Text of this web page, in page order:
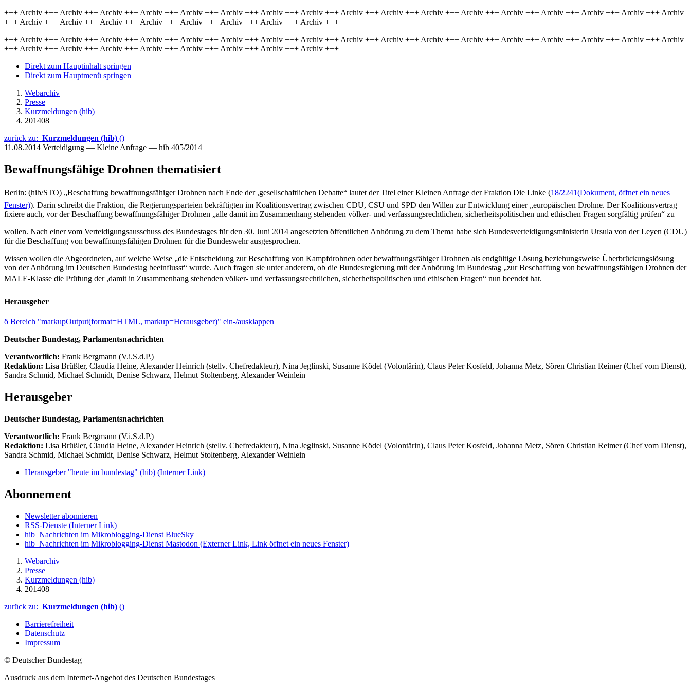
+++ Archiv +++ Archiv +++ Archiv +++ Archiv +++ Archiv +++ Archiv +++ Archiv +++ Archiv +++ Archiv +++ Archiv +++ Archiv +++ Archiv +++ Archiv +++ Archiv +++ Archiv +++ Archiv +++ Archiv
+++ Archiv +++ Archiv +++ Archiv +++ Archiv +++ Archiv +++ Archiv +++ Archiv +++ Archiv +++
+++ Archiv +++ Archiv +++ Archiv +++ Archiv +++ Archiv +++ Archiv +++ Archiv +++ Archiv +++ Archiv +++ Archiv +++ Archiv +++ Archiv +++ Archiv +++ Archiv +++ Archiv +++ Archiv +++ Archiv
+++ Archiv +++ Archiv +++ Archiv +++ Archiv +++ Archiv +++ Archiv +++ Archiv +++ Archiv +++
Direkt zum Hauptinhalt springen
Direkt zum Hauptmenü springen
Webarchiv
Presse
Kurzmeldungen (hib)
201408
zurück zu: Kurzmeldungen (hib) ()
11.08.2014 Verteidigung — Kleine Anfrage — hib 405/2014
Bewaffnungsfähige Drohnen thematisiert
Berlin: (hib/STO) „Beschaffung bewaffnungsfähiger Drohnen nach Ende der ,gesellschaftlichen Debatte“ lautet der Titel einer Kleinen Anfrage der Fraktion Die Linke (18/2241(Dokument, öffnet ein neues
Fenster)). Darin schreibt die Fraktion, die Regierungsparteien bekräftigten im Koalitionsvertrag zwischen CDU, CSU und SPD den Willen zur Entwicklung einer „europäischen Drohne. Der Koalitionsvertrag
fixiere auch, vor der Beschaffung bewaffnungsfähiger Drohnen „alle damit im Zusammenhang stehenden völker- und verfassungsrechtlichen, sicherheitspolitischen und ethischen Fragen sorgfältig prüfen“ zu
wollen. Nach einer vom Verteidigungsausschuss des Bundestages für den 30. Juni 2014 angesetzten öffentlichen Anhörung zu dem Thema habe sich Bundesverteidigungsministerin Ursula von der Leyen (CDU)
für die Beschaffung von bewaffnungsfähigen Drohnen für die Bundeswehr ausgesprochen.
Wissen wollen die Abgeordneten, auf welche Weise „die Entscheidung zur Beschaffung von Kampfdrohnen oder bewaffnungsfähiger Drohnen als endgültige Lösung beziehungsweise Überbrückungslösung
von der Anhörung im Deutschen Bundestag beeinflusst“ wurde. Auch fragen sie unter anderem, ob die Bundesregierung mit der Anhörung im Bundestag „zur Beschaffung von bewaffnungsfähigen Drohnen der
MALE-Klasse die Prüfung der ,damit in Zusammenhang stehenden völker- und verfassungsrechtlichen, sicherheitspolitischen und ethischen Fragen“ nun beendet hat.
Herausgeber
ö Bereich "markupOutput(format=HTML, markup=Herausgeber)" ein-/ausklappen
Deutscher Bundestag, Parlamentsnachrichten
Verantwortlich: Frank Bergmann (V.i.S.d.P.)
Redaktion: Lisa Brüßler, Claudia Heine, Alexander Heinrich (stellv. Chefredakteur), Nina Jeglinski, Susanne Ködel (Volontärin), Claus Peter Kosfeld, Johanna Metz, Sören Christian Reimer (Chef vom Dienst),
Sandra Schmid, Michael Schmidt, Denise Schwarz, Helmut Stoltenberg, Alexander Weinlein
Herausgeber
Deutscher Bundestag, Parlamentsnachrichten
Verantwortlich: Frank Bergmann (V.i.S.d.P.)
Redaktion: Lisa Brüßler, Claudia Heine, Alexander Heinrich (stellv. Chefredakteur), Nina Jeglinski, Susanne Ködel (Volontärin), Claus Peter Kosfeld, Johanna Metz, Sören Christian Reimer (Chef vom Dienst),
Sandra Schmid, Michael Schmidt, Denise Schwarz, Helmut Stoltenberg, Alexander Weinlein
Herausgeber "heute im bundestag" (hib) (Interner Link)
Abonnement
Newsletter abonnieren
RSS-Dienste (Interner Link)
hib_Nachrichten im Mikroblogging-Dienst BlueSky
hib_Nachrichten im Mikroblogging-Dienst Mastodon (Externer Link, Link öffnet ein neues Fenster)
Webarchiv
Presse
Kurzmeldungen (hib)
201408
zurück zu: Kurzmeldungen (hib) ()
Barrierefreiheit
Datenschutz
Impressum
© Deutscher Bundestag
Ausdruck aus dem Internet-Angebot des Deutschen Bundestages